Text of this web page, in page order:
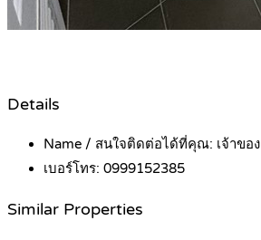
Details
Name / สนใจติดต่อได้ที่คุณ: เจ้าของ
เบอร์โทร: 0999152385
Similar Properties